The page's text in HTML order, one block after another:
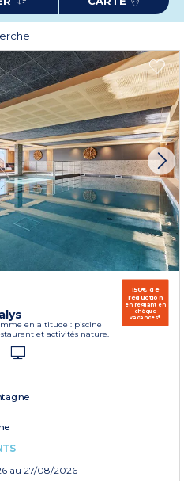
en altitude : piscine
et activités nature.
150€ de
réduction
en réglant en
chèque
vacances*
au 27/08/2026